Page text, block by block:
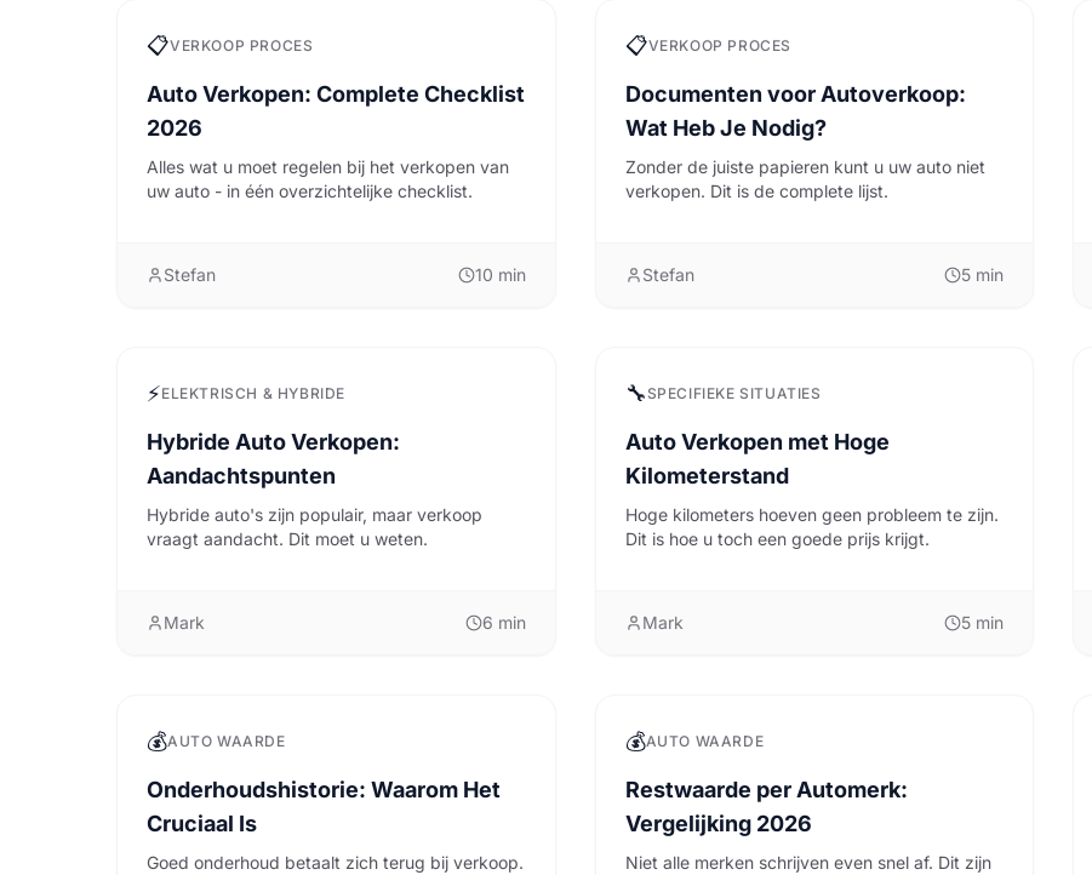
📋VERKOOP PROCES
Auto Verkopen: Complete Checklist
2026
Alles wat u moet regelen bij het verkopen van
uw auto - in één overzichtelijke checklist.
Stefan 10 min
📋VERKOOP PROCES
Documenten voor Autoverkoop:
Wat Heb Je Nodig?
Zonder de juiste papieren kunt u uw auto niet
verkopen. Dit is de complete lijst.
Stefan 5 min
⚡ELEKTRISCH & HYBRIDE
Hybride Auto Verkopen:
Aandachtspunten
Hybride auto's zijn populair, maar verkoop
vraagt aandacht. Dit moet u weten.
Mark 6 min
🔧 SPECIFIEKE SITUATIES
Auto Verkopen met Hoge
Kilometerstand
Hoge kilometers hoeven geen probleem te zijn.
Dit is hoe u toch een goede prijs krijgt.
Mark 5 min
💰AUTO WAARDE
Onderhoudshistorie: Waarom Het
Cruciaal Is
Goed onderhoud betaalt zich terug bij verkoop.
💰AUTO WAARDE
Restwaarde per Automerk:
Vergelijking 2026
Niet alle merken schrijven even snel af. Dit zijn